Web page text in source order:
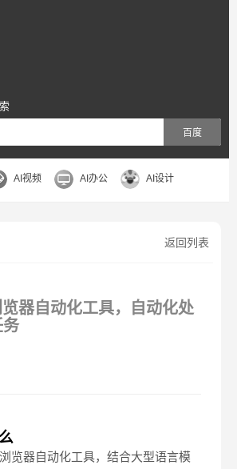
百度
AI视频 AI办公 AI设计
返回列表
器自动化工具，自动化处
务
览器自动化工具，结合大型语言模